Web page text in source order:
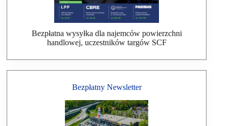
Bezpłatna wysyłka dla najemców powierzchni
handlowej, uczestników targów SCF
Bezpłatny Newsletter